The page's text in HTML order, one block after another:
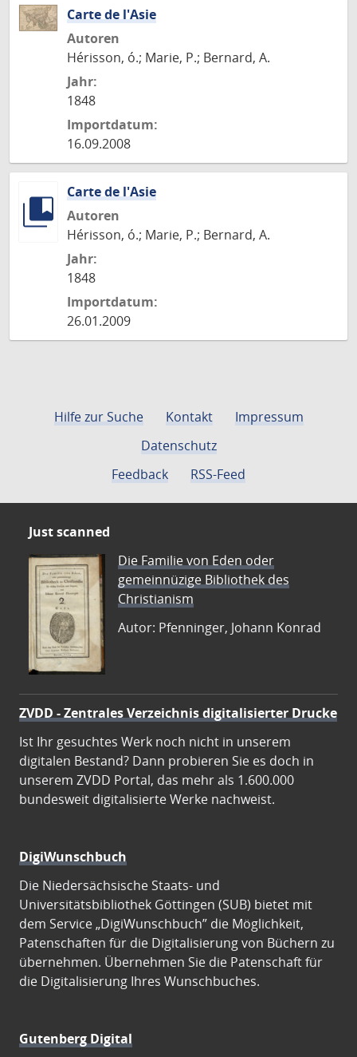
Carte de l'Asie
Autoren
Hérisson, ó.; Marie, P.; Bernard, A.
Jahr:
1848
Importdatum:
16.09.2008
Carte de l'Asie
Autoren
Hérisson, ó.; Marie, P.; Bernard, A.
Jahr:
1848
Importdatum:
26.01.2009
Hilfe zur Suche Kontakt
Impressum
Datenschutz
Feedback
RSS-Feed
Just scanned
Die Familie von Eden oder
gemeinnüzige Bibliothek des
Christianism
Autor: Pfenninger, Johann Konrad
ZVDD - Zentrales Verzeichnis digitalisierter Drucke
Ist Ihr gesuchtes Werk noch nicht in unserem
digitalen Bestand? Dann probieren Sie es doch in
unserem ZVDD Portal, das mehr als 1.600.000
bundesweit digitalisierte Werke nachweist.
DigiWunschbuch
Die Niedersächsische Staats- und
Universitätsbibliothek Göttingen (SUB) bietet mit
dem Service „DigiWunschbuch” die Möglichkeit,
Patenschaften für die Digitalisierung von Büchern zu
übernehmen. Übernehmen Sie die Patenschaft für
die Digitalisierung Ihres Wunschbuches.
Gutenberg Digital